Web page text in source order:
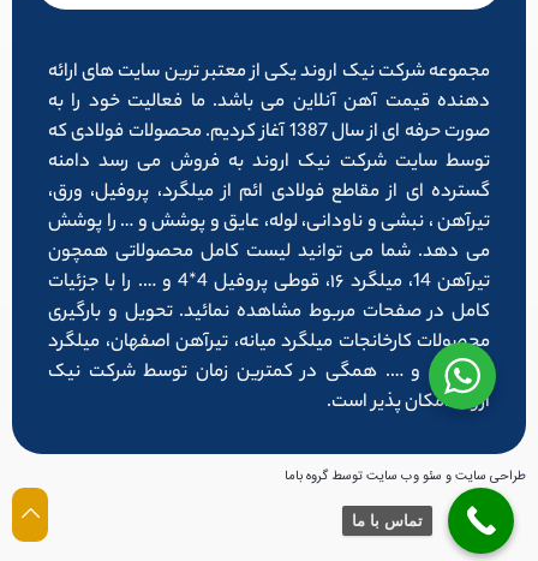
مجموعه شرکت نیک اروند یکی از معتبر ترین سایت های ارائه
دهنده قیمت آهن آنلاین می باشد. ما فعالیت خود را به
صورت حرفه ای از سال 1387 آغاز کردیم. محصولات فولادی که
توسط سایت شرکت نیک اروند به فروش می رسد دامنه
گسترده ای از مقاطع فولادی ائم از میلگرد، پروفیل، ورق،
تیرآهن ، نبشی و ناودانی، لوله، عایق و پوشش و … را پوشش
می دهد. شما می توانید لیست کامل محصولاتی همچون
تیرآهن 14، میلگرد ۱۶، قوطی پروفیل 4*4 و …. را با جزئیات
کامل در صفحات مربوط مشاهده نمائید. تحویل و بارگیری
محصولات کارخانجات میلگرد میانه، تیرآهن اصفهان، میلگرد
شاهرود و …. همگی در کمترین زمان توسط شرکت نیک
اروند امکان پذیر است.
طراحی سایت و سئو وب سایت توسط گروه باما
تماس با ما